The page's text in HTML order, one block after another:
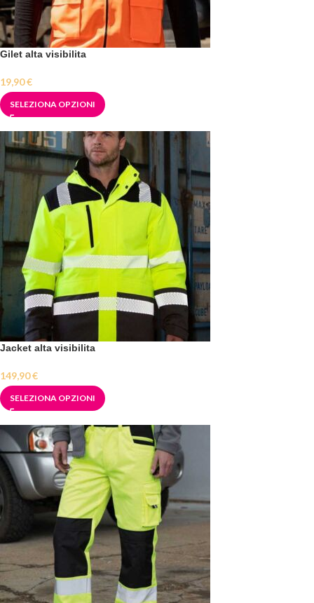
Gilet alta visibilita
19,90€
SELEZIONA OPZIONI
Jacket alta visibilita
149,90€
SELEZIONA OPZIONI